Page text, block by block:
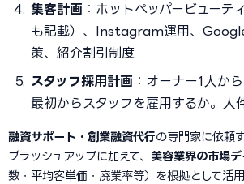
集客計画 ：ホットペッパービューテ
も記載）、Instagram運用、
策、紹介割引制度
スタッフ採用計画 ：オーナー1人か
最初からスタッフを雇用するか。人
融資サポート・創業融資代行の専門家に依頼
ブラッシュアップに加えて、 美容業界の市場デ
数・平均客単価・廃業率等）を根拠として活